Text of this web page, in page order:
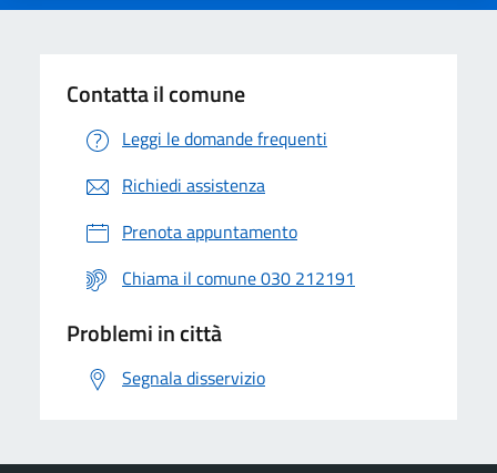
Contatta il comune
Leggi le domande frequenti
Richiedi assistenza
Prenota appuntamento
Chiama il comune 030 212191
Problemi in città
Segnala disservizio